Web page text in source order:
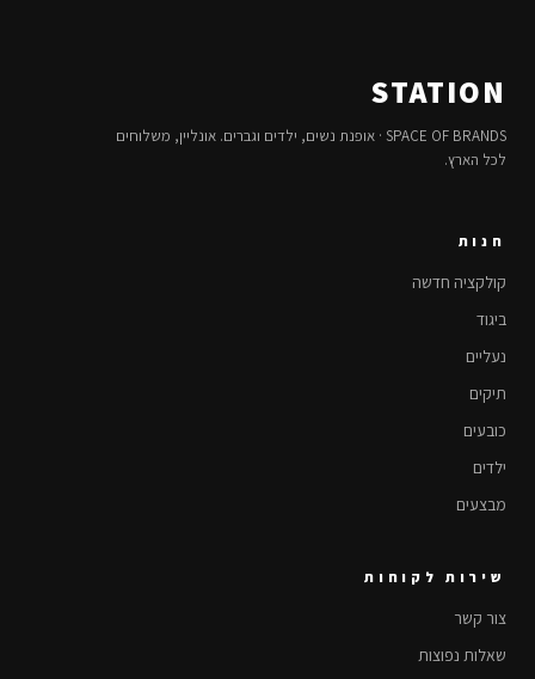
STATION
SPACE OF BRANDS · אופנת נשים, ילדים וגברים. אונליין, משלוחים
לכל הארץ.
חנות
קולקציה חדשה
ביגוד
נעליים
תיקים
כובעים
ילדים
מבצעים
שירות לקוחות
צור קשר
שאלות נפוצות